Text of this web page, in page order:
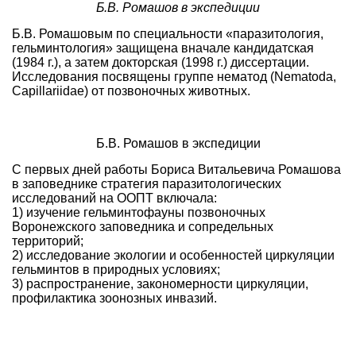
Б.В. Ромашов в экспедиции
Б.В. Ромашовым по специальности «паразитология,
гельминтология» защищена вначале кандидатская
(1984 г.), а затем докторская (1998 г.) диссертации.
Исследования посвящены группе нематод (Nematoda,
Capillariidae) от позвоночных животных.
Б.В. Ромашов в экспедиции
С первых дней работы Бориса Витальевича Ромашова
в заповеднике стратегия паразитологических
исследований на ООПТ включала:
1) изучение гельминтофауны позвоночных
Воронежского заповедника и сопредельных
территорий;
2) исследование экологии и особенностей циркуляции
гельминтов в природных условиях;
3) распространение, закономерности циркуляции,
профилактика зоонозных инвазий.